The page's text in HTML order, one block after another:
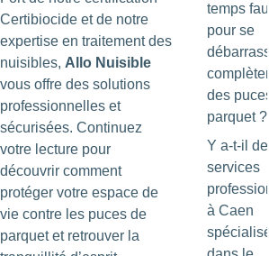
Certibiocide et de notre
expertise en traitement des
nuisibles, Allo Nuisible
vous offre des solutions
professionnelles et
sécurisées. Continuez
votre lecture pour
découvrir comment
protéger votre espace de
vie contre les puces de
parquet et retrouver la
temps
pour se
des
parquet ?
Y a-t-il des
services
à Caen